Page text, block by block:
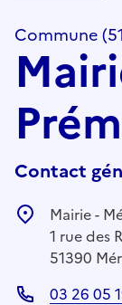
Commune
Contact
Mairie -
1 rue des
51390
03 26 05